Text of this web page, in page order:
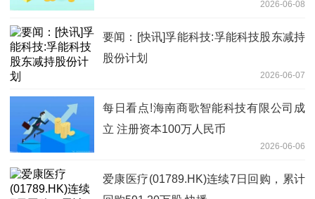
2026-06-08
要闻：[快讯]孚能科技:孚能科技股东减持
股份计划
2026-06-07
每日看点!海南商歌智能科技有限公司成
立 注册资本100万人民币
2026-06-06
爱康医疗(01789.HK)连续7日回购，累计